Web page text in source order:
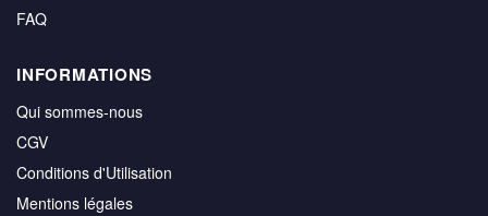
FAQ
INFORMATIONS
Qui sommes-nous
CGV
Conditions d'Utilisation
Mentions légales